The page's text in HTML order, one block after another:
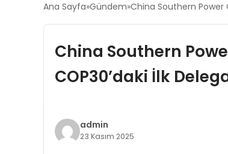
Ana Sayfa Gündem China Southern Power
China Southern
COP30’daki İlk
admin
23 Kasım 2025